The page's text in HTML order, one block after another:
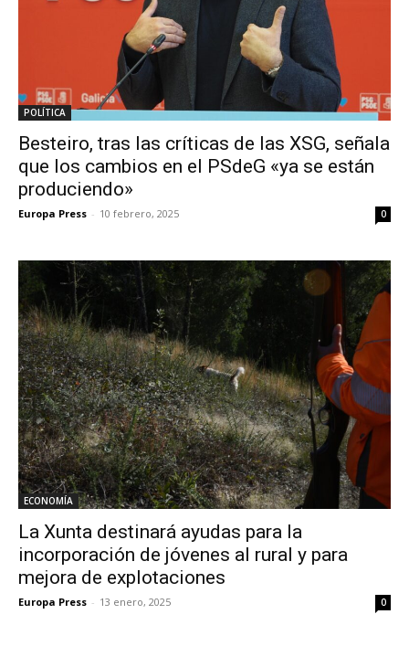
POLÍTICA
Besteiro, tras las críticas de las XSG, señala
que los cambios en el PSdeG «ya se están
produciendo»
Europa Press - 10 febrero, 2025 0
ECONOMÍA
La Xunta destinará ayudas para la
incorporación de jóvenes al rural y para
mejora de explotaciones
Europa Press - 13 enero, 2025 0